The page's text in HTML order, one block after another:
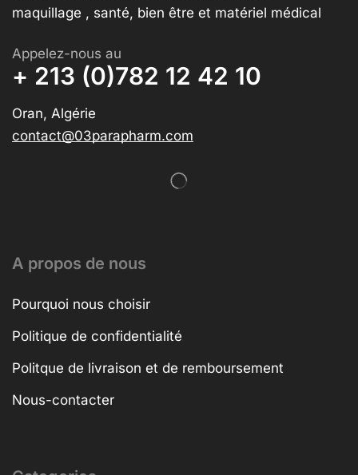
maquillage , santé, bien être et matériel médical
Appelez-nous au
+ 213 (0)782 12 42 10
Oran, Algérie
contact@03parapharm.com
A propos de nous
Pourquoi nous choisir
Politique de confidentialité
Politque de livraison et de remboursement
Nous-contacter